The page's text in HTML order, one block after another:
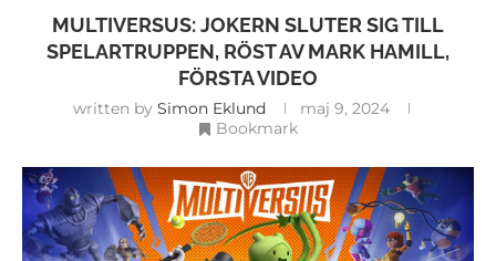
MULTIVERSUS: JOKERN SLUTER SIG TILL
SPELARTRUPPEN, RÖST AV MARK HAMILL,
FÖRSTA VIDEO
written by Simon Eklund
maj 9, 2024
Bookmark